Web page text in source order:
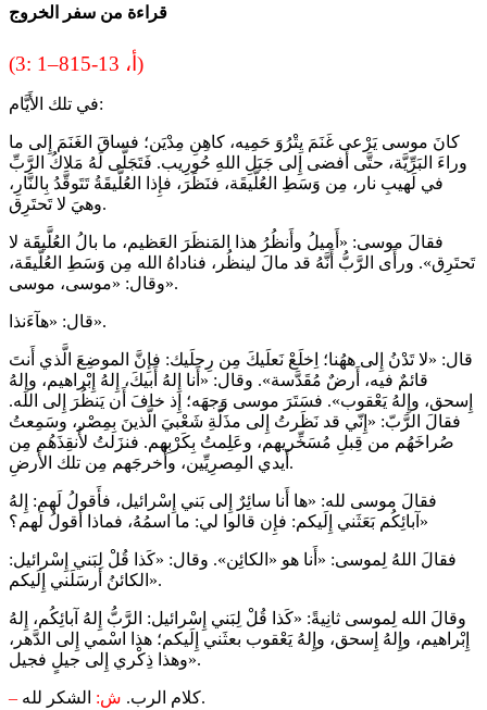
قراءة من سفر الخروج
(3: 1–8أ، 13-15)
في تلك الأَيَّام:
كانَ موسى يَرْعى غَنَمَ يِتْرُوَ حَمِيه، كاهِنِ مِدْيَن؛ فساقَ الغَنَمَ إِلى ما
وراءَ البَرِّيَّة، حتَّى أَفضى إِلى جَبَلِ اللهِ حُورِيب. فَتَجَلَّى لَهُ مَلاكُ الرَّبِّ
في لَهيبِ نار، مِن وَسَطِ العُلَّيقَة، فنَظَرَ، فإِذا العُلَّيقَةُ تَتَوقَّدُ بِالنَّارِ،
وهيَ لا تَحتَرِق.
فقالَ موسى: «أَميلُ وأَنظُرُ هذا المَنظَرَ العَظيم، ما بالُ العُلَّيقَة لا
تَحتَرِق». ورأَى الرَّبُّ أَنَّهُ قد مالَ لينظُر، فناداهُ الله مِن وَسَطِ العُلَّيقَة،
وقال: «موسى، موسى».
قال: «هآءَنذا».
قال: «لا تَدْنُ إِلى ههُنا؛ اِخلَعْ نَعلَيكَ مِن رِجلَيك: فإِنَّ الموضِعَ الَّذي أَنتَ
قائمٌ فيه، أَرضٌ مُقَدَّسة». وقال: «أَنا إِلهُ أَبيكَ، إِلهُ إِبْراهيم، وإِلهُ
إِسحق، وإِلهُ يَعْقوب». فسَتَرَ موسى وَجهَه؛ إِذ خافَ أَن يَنظُرَ إِلى الله.
فقالَ الرَّبّ: «إِنّي قد نَظَرتُ إِلى مذَلَّةِ شَعْبيَ الَّذينَ بِمِصْر، وسَمِعتُ
صُراخَهُم من قِبلِ مُسَخِّريهم، وعَلِمتُ بِكَرْبِهم. فنزَلتُ لأُنقِذَهُم مِن
أَيدي المِصرِيِّين، وأُخرجَهم مِن تلك الأَرضِ.
فقالَ موسى لله: «ها أَنا سائِرٌ إِلى بَني إِسْرائيل، فأَقولُ لَهم: إِلهُ
آبائِكُم بَعَثَني إِلَيكم: فإِن قالوا لي: ما اسمُهُ، فماذا أقولُ لَهم؟»
فقالَ اللهُ لِموسى: «أَنا هو «الكائِن». وقال: «كَذا قُلْ لِبَني إِسْرائيل:
الكائنُ أرسَلَني إِلَيكم».
وقالَ الله لِموسى ثانِيةً: «كَذا قُلْ لِبَني إِسْرائيل: الرَّبُّ إِلهُ آبائِكُم، إِلهُ
إِبْراهيم، وإِلهُ إِسحق، وإِلهُ يَعْقوب بعثَني إِلَيكم؛ هذا اسْمي إِلى الدَّهر،
وهذا ذِكْري إِلى جيلٍ فجيل».
– كلام الرب. ش: الشكر لله.